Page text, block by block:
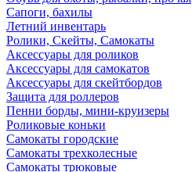
Сапоги, бахилы
Летний инвентарь
Ролики, Скейты, Самокаты
Аксессуары для роликов
Аксессуары для самокатов
Аксессуары для скейтбордов
Защита для роллеров
Пенни борды, мини-круизеры
Роликовые коньки
Самокаты городские
Самокаты трехколесные
Самокаты трюковые